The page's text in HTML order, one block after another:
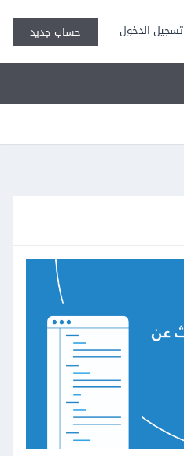
تسجيل الدخول حساب جديد